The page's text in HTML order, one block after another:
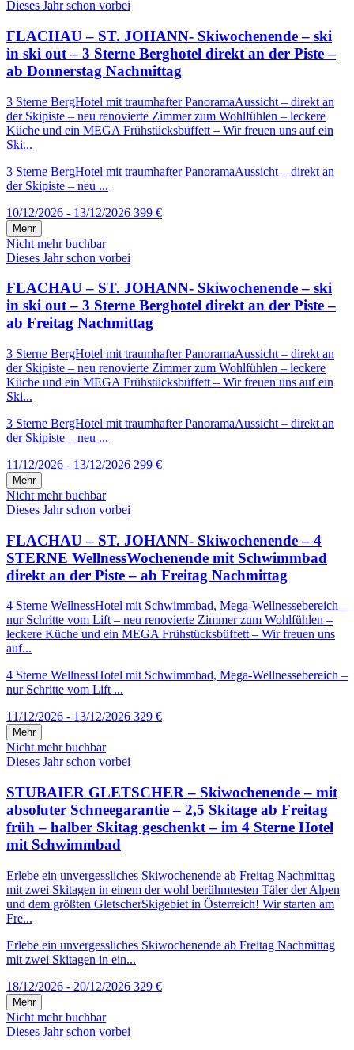
Dieses Jahr schon vorbei
FLACHAU – ST. JOHANN- Skiwochenende – ski
in ski out – 3 Sterne Berghotel direkt an der Piste –
ab Donnerstag Nachmittag
3 Sterne BergHotel mit traumhafter PanoramaAussicht – direkt an
der Skipiste – neu renovierte Zimmer zum Wohlfühlen – leckere
Küche und ein MEGA Frühstücksbüffett – Wir freuen uns auf ein
Ski...
3 Sterne BergHotel mit traumhafter PanoramaAussicht – direkt an
der Skipiste – neu ...
10/12/2026 - 13/12/2026 399 €
Mehr
Nicht mehr buchbar
Dieses Jahr schon vorbei
FLACHAU – ST. JOHANN- Skiwochenende – ski
in ski out – 3 Sterne Berghotel direkt an der Piste –
ab Freitag Nachmittag
3 Sterne BergHotel mit traumhafter PanoramaAussicht – direkt an
der Skipiste – neu renovierte Zimmer zum Wohlfühlen – leckere
Küche und ein MEGA Frühstücksbüffett – Wir freuen uns auf ein
Ski...
3 Sterne BergHotel mit traumhafter PanoramaAussicht – direkt an
der Skipiste – neu ...
11/12/2026 - 13/12/2026 299 €
Mehr
Nicht mehr buchbar
Dieses Jahr schon vorbei
FLACHAU – ST. JOHANN- Skiwochenende – 4
STERNE WellnessWochenende mit Schwimmbad
direkt an der Piste – ab Freitag Nachmittag
4 Sterne WellnessHotel mit Schwimmbad, Mega-Wellnessebereich –
nur Schritte vom Lift – neu renovierte Zimmer zum Wohlfühlen –
leckere Küche und ein MEGA Frühstücksbüffett – Wir freuen uns
auf...
4 Sterne WellnessHotel mit Schwimmbad, Mega-Wellnessebereich –
nur Schritte vom Lift ...
11/12/2026 - 13/12/2026 329 €
Mehr
Nicht mehr buchbar
Dieses Jahr schon vorbei
STUBAIER GLETSCHER – Skiwochenende – mit
absoluter Schneegarantie – 2,5 Skitage ab Freitag
früh – halber Skitag geschenkt – im 4 Sterne Hotel
mit Schwimmbad
Erlebe ein unvergessliches Skiwochenende ab Freitag Nachmittag
mit zwei Skitagen in einem der wohl berühmtesten Täler der Alpen
und dem größten GletscherSkigebiet in Österreich! Wir starten am
Fre...
Erlebe ein unvergessliches Skiwochenende ab Freitag Nachmittag
mit zwei Skitagen in ein...
18/12/2026 - 20/12/2026 329 €
Mehr
Nicht mehr buchbar
Dieses Jahr schon vorbei